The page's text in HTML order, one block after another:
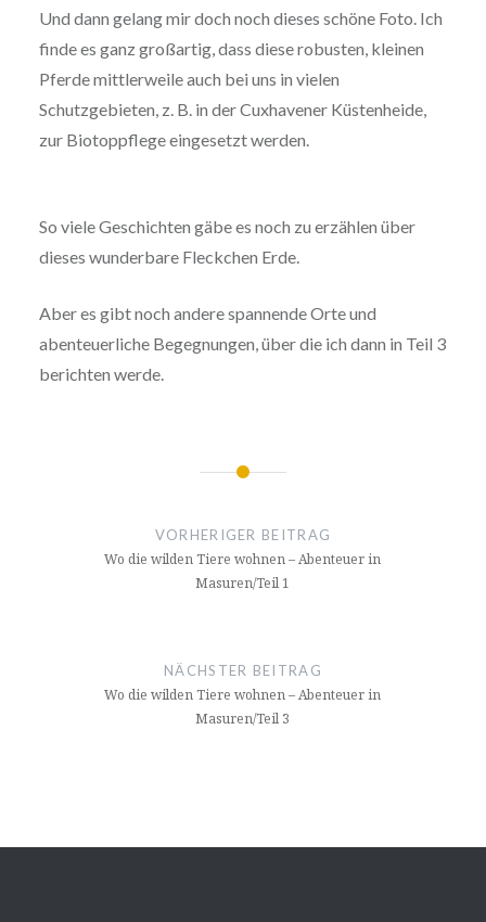
Und dann gelang mir doch noch dieses schöne Foto. Ich
finde es ganz großartig, dass diese robusten, kleinen
Pferde mittlerweile auch bei uns in vielen
Schutzgebieten, z. B. in der Cuxhavener Küstenheide,
zur Biotoppflege eingesetzt werden.
So viele Geschichten gäbe es noch zu erzählen über
dieses wunderbare Fleckchen Erde.
Aber es gibt noch andere spannende Orte und
abenteuerliche Begegnungen, über die ich dann in Teil 3
berichten werde.
Beitragsnavigation
VORHERIGER BEITRAG
Wo die wilden Tiere wohnen – Abenteuer in
Masuren/Teil 1
NÄCHSTER BEITRAG
Wo die wilden Tiere wohnen – Abenteuer in
Masuren/Teil 3